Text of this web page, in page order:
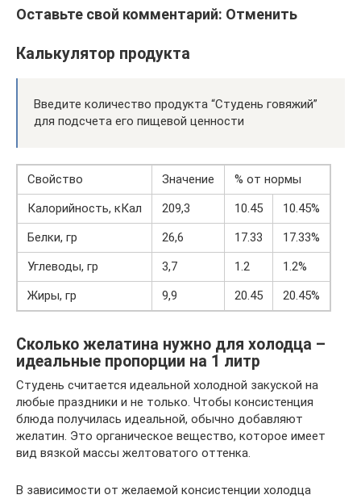
Оставьте свой комментарий: Отменить
Калькулятор продукта
Введите количество продукта “Студень говяжий”
для подсчета его пищевой ценности
Свойство Значение
% от нормы
Калорийность, кКал
209,3 10.45
10.45%
Белки, гр
26,6 17.33
17.33%
Углеводы, гр
3,7 1.2
1.2%
Жиры, гр
9,9 20.45 20.45%
Сколько желатина нужно для холодца –
идеальные пропорции на 1 литр
Студень считается идеальной холодной закуской на
любые праздники и не только. Чтобы консистенция
блюда получилась идеальной, обычно добавляют
желатин. Это органическое вещество, которое имеет
вид вязкой массы желтоватого оттенка.
В зависимости от желаемой консистенции холодца